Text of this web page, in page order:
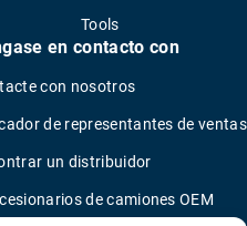
Tools
en contacto con
con nosotros
de representantes de ventas
un distribuidor
de camiones OEM